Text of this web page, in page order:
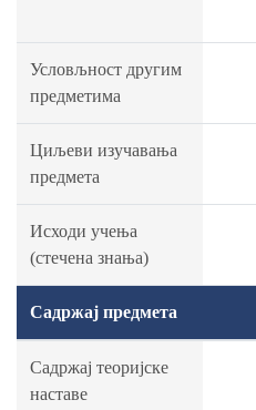
Условљност другим
предметима
Циљеви изучавања
предмета
Исходи учења
(стечена знања)
Садржај предмета
Садржај теоријске
наставе